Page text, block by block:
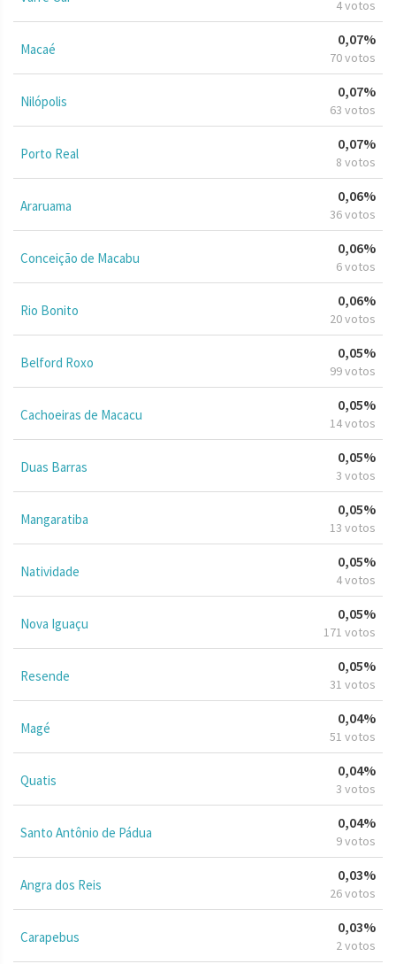
4 votos
Macaé
0,07%
70 votos
Nilópolis
0,07%
63 votos
Porto Real
0,07%
8 votos
Araruama
0,06%
36 votos
Conceição de Macabu
0,06%
6 votos
Rio Bonito
0,06%
20 votos
Belford Roxo
0,05%
99 votos
Cachoeiras de Macacu
0,05%
14 votos
Duas Barras
0,05%
3 votos
Mangaratiba
0,05%
13 votos
Natividade
0,05%
4 votos
Nova Iguaçu
0,05%
171 votos
Resende
0,05%
31 votos
Magé
0,04%
51 votos
Quatis
0,04%
3 votos
Santo Antônio de Pádua
0,04%
9 votos
Angra dos Reis
0,03%
26 votos
Carapebus
0,03%
2 votos